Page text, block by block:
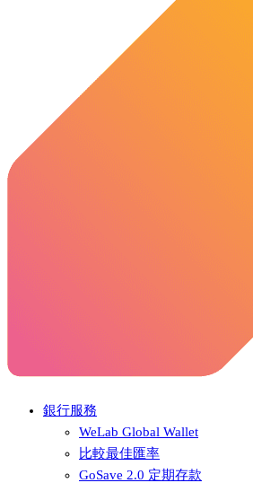
銀行服務
WeLab Global Wallet
比較最佳匯率
GoSave 2.0 定期存款